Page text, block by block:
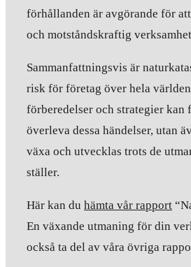
förhållanden är avgörande för
och motståndskraftig
Sammanfattningsvis är
risk för företag över hela
förberedelser och strategier kan
överleva dessa händelser, utan
växa och utvecklas trots de
ställer.
Här kan du hämta vår rapport
En växande utmaning för din
också ta del av våra övriga